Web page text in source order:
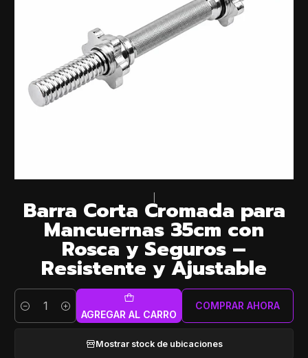
Barra Corta Cromada para
Mancuernas 35cm con
Rosca y Seguros –
Resistente y Ajustable
Cantidad AGREGAR AL CARRO
COMPRAR AHORA
Mostrar stock de ubicaciones